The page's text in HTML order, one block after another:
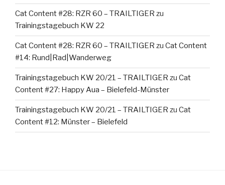
Cat Content #28: RZR 60 – TRAILTIGER zu
Trainingstagebuch KW 22
Cat Content #28: RZR 60 – TRAILTIGER zu Cat Content
#14: Rund|Rad|Wanderweg
Trainingstagebuch KW 20/21 – TRAILTIGER zu Cat
Content #27: Happy Aua – Bielefeld-Münster
Trainingstagebuch KW 20/21 – TRAILTIGER zu Cat
Content #12: Münster – Bielefeld